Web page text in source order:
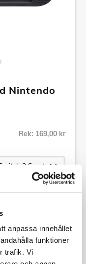
anpassa innehållet
funktioner
trafik. Vi
Nintendo
Rek: 169,00 kr